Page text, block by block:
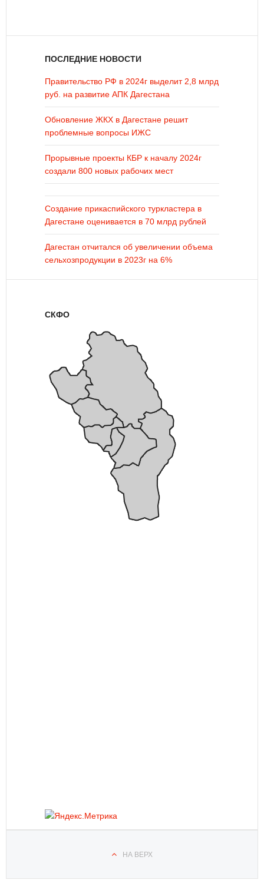
ПОСЛЕДНИЕ НОВОСТИ
Правительство РФ в 2024г выделит 2,8 млрд
руб. на развитие АПК Дагестана
Обновление ЖКХ в Дагестане решит
проблемные вопросы ИЖС
Прорывные проекты КБР к началу 2024г
создали 800 новых рабочих мест
Создание прикаспийского туркластера в
Дагестане оценивается в 70 млрд рублей
Дагестан отчитался об увеличении объема
сельхозпродукции в 2023г на 6%
СКФО
НА ВЕРХ